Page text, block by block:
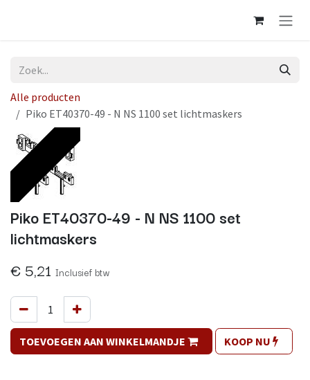
Alle producten
Piko ET40370-49 - N NS 1100 set lichtmaskers
Op voorraad
Piko ET40370-49 - N NS 1100 set
lichtmaskers
€ 5,21 Inclusief btw
TOEVOEGEN AAN WINKELMANDJE KOOP NU